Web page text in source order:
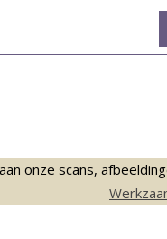
onze scans,